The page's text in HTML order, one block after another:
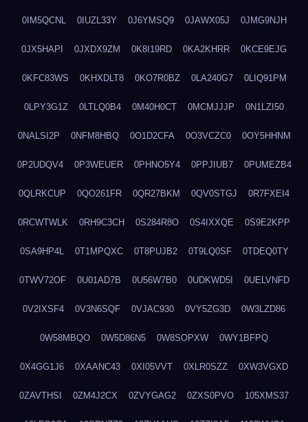
0IM5QCNL 0IUZL33Y 0J6YMSQ9 0JAWX05J 0JMG9NJH
0JX5HAPI 0JXDX9ZM 0K8I19RD 0KA2KHRR 0KCE9EJG
0KFC83WS 0KHXDLT8 0KO7R0BZ 0LA240G7 0LIQ91PM
0LPY3G1Z 0LTLQ0B4 0M40H0CT 0MCMJJJP 0N1LZI50
0NALSI2P 0NFM8HBQ 0O1D2CFA 0O3VCZC0 0OY5HHNM
0P2UDQV4 0P3WEUER 0PHNO5Y4 0PPJIUB7 0PUMEZB4
0QLRKCUP 0QO261FR 0QR27BKM 0QV0STGJ 0R7FXEI4
0RCWTWLK 0RH9C3CH 0S284R8O 0S4IXXQE 0S9E2KPP
0SA9HP4L 0T1MPQXC 0T8PUJB2 0T9LQ0SF 0TDEQ0TY
0TWV72OF 0U01AD7B 0U56W7B0 0UDKWD5I 0UELVNFD
0V2IXSF4 0V3N6SQF 0VJAC930 0VY5ZG3D 0W3LZD86
0W58MBQO 0W5D86N5 0W8SOPXW 0WY1BFPQ
0X4GG1J6 0XAANC43 0XI05VVT 0XLR0SZZ 0XW3VGXD
0ZAVTHSI 0ZM4J2CX 0ZVYGAG2 0ZXS0PVO 105XMS37